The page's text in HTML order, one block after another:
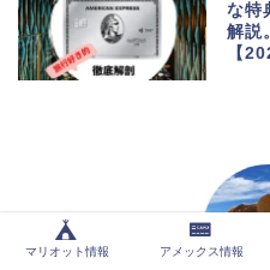
な特
解説
【
マリオット情報 アメックス情報